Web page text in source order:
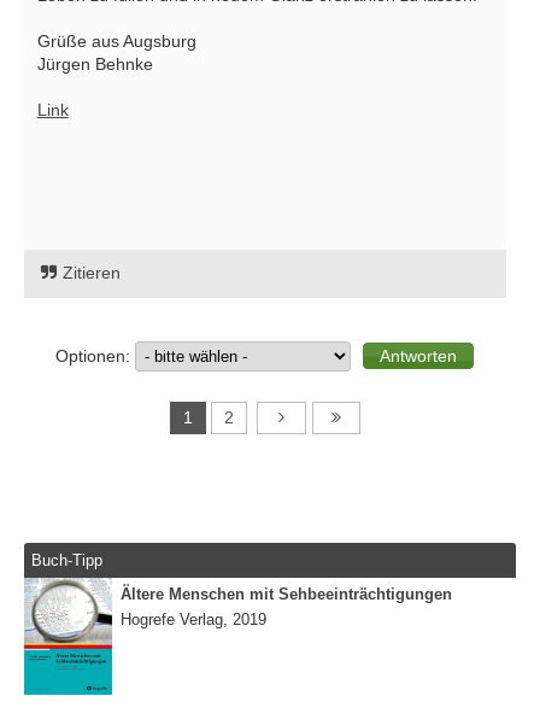
Grüße aus Augsburg
Jürgen Behnke
Link
Zitieren
Optionen:
1 2
Buch-Tipp
Ältere Menschen mit Sehbeeinträchtigungen
Hogrefe Verlag, 2019